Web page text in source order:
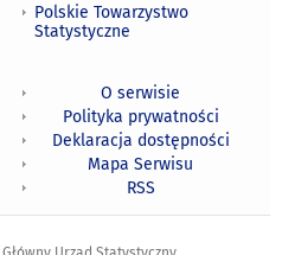
Polskie Towarzystwo
Statystyczne
O serwisie
Polityka prywatności
Deklaracja dostępności
Mapa Serwisu
RSS